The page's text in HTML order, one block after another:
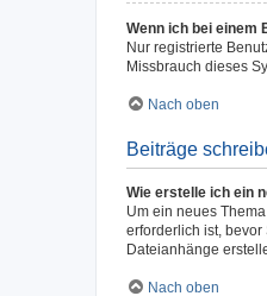
Wenn ich bei einem
Nur registrierte
Missbrauch dieses
Nach oben
Beiträge
Wie erstelle ich ein
Um ein neues
erforderlich ist, bevor
Dateianhänge
Nach oben